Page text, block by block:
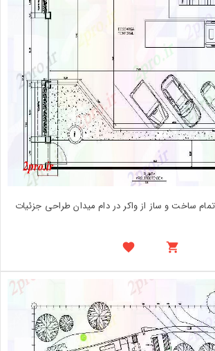
ساخت و ساز از واکر در دام میدان طراحی جزئیات